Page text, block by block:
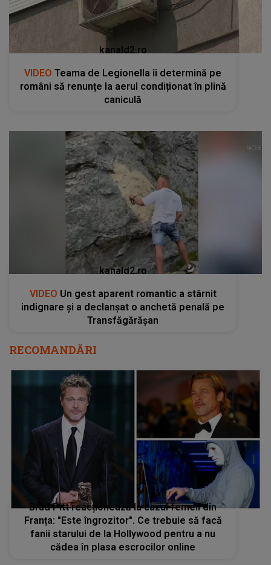
kanald2.ro
VIDEO Teama de Legionella îi determină pe
români să renunțe la aerul condiționat în plină
caniculă
kanald2.ro
VIDEO Un gest aparent romantic a stârnit
indignare și a declanșat o anchetă penală pe
Transfăgărășan
RECOMANDĂRI
Brad Pitt reacționează la cazul femeii din
Franța: "Este îngrozitor". Ce trebuie să facă
fanii starului de la Hollywood pentru a nu
cădea în plasa escrocilor online